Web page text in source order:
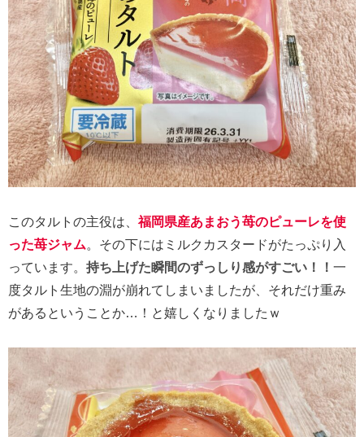
このタルトの主役は、福岡県産あまおう苺のピューレを使
った苺ジャム。その下にはミルクカスタードがたっぷり入
っています。 持ち上げた瞬間のずっしり感がすごい！！ 一
度タルト生地の淵が崩れてしまいましたが、それだけ重み
があるということか…！と嬉しくなりましたｗ